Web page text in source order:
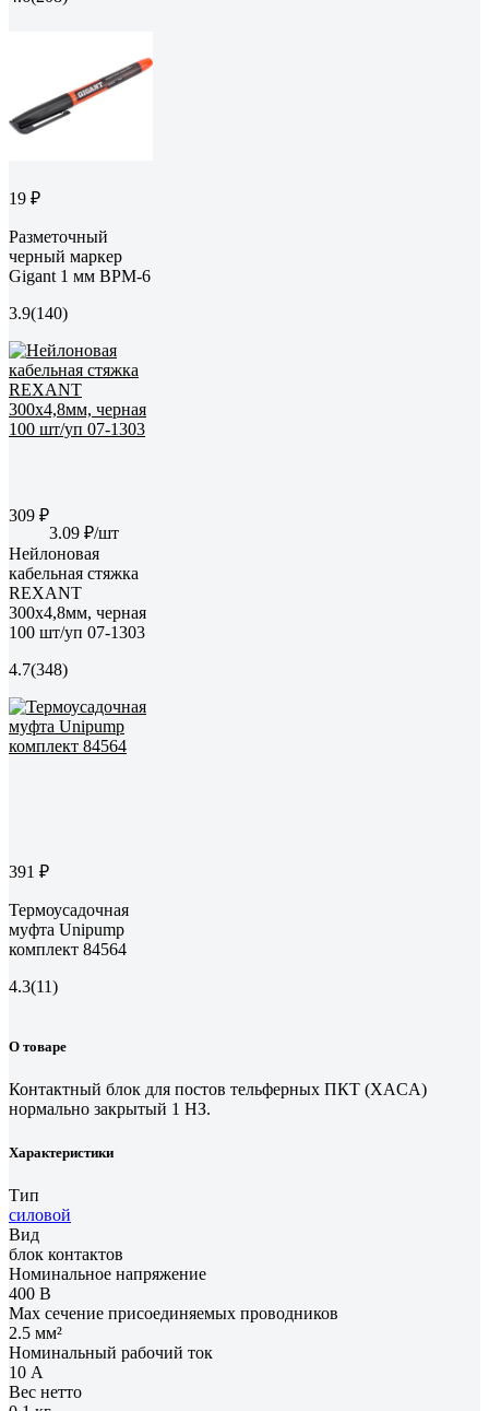
19 ₽
Разметочный
черный маркер
Gigant 1 мм BPM-6
3.9(140)
309 ₽
3.09 ₽/шт
Нейлоновая
кабельная стяжка
REXANT
300x4,8мм, черная
100 шт/уп 07-1303
4.7(348)
391 ₽
Термоусадочная
муфта Unipump
комплект 84564
4.3(11)
О товаре
Контактный блок для постов тельферных ПКТ (XACA)
нормально закрытый 1 НЗ.
Характеристики
Тип
силовой
Вид
блок контактов
Номинальное напряжение
400 В
Max сечение присоединяемых проводников
2.5 мм²
Номинальный рабочий ток
10 А
Вес нетто